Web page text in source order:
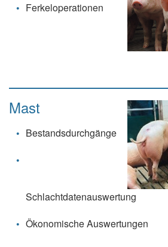
Ferkeloperationen
Mast
Bestandsdurchgänge
Schlachtdatenauswertung
Ökonomische Auswertungen